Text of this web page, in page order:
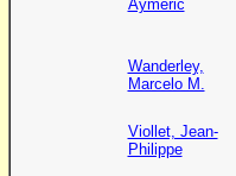
Aymeric
Wanderley,
Marcelo M.
Viollet, Jean-
Philippe